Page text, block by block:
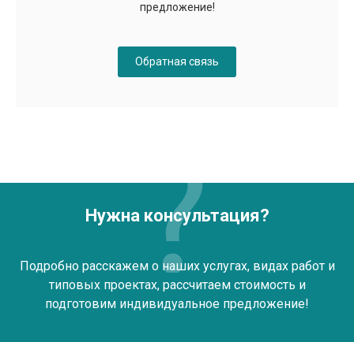
предложение!
Обратная связь
Нужна консультация?
Подробно расскажем о наших услугах, видах работ и
типовых проектах, рассчитаем стоимость и
подготовим индивидуальное предложение!